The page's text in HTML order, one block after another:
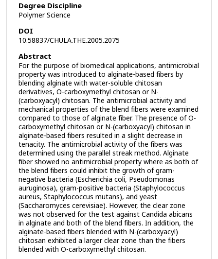
Degree Discipline
Polymer Science
DOI
10.58837/CHULA.THE.2005.2075
Abstract
For the purpose of biomedical applications, antimicrobial
property was introduced to alginate-based fibers by
blending alginate with water-soluble chitosan
derivatives, O-carboxymethyl chitosan or N-
(carboxyacyl) chitosan. The antimicrobial activity and
mechanical properties of the blend fibers were examined
compared to those of alginate fiber. The presence of O-
carboxymethyl chitosan or N-(carboxyacyl) chitosan in
alginate-based fibers resulted in a slight decrease in
tenacity. The antimicrobial activity of the fibers was
determined using the parallel streak method. Alginate
fiber showed no antimicrobial property where as both of
the blend fibers could inhibit the growth of gram-
negative bacteria (Escherichia coli, Pseudomonas
auruginosa), gram-positive bacteria (Staphylococcus
aureus, Staphylococcus mutans), and yeast
(Saccharomyces cerevisiae). However, the clear zone
was not observed for the test against Candida abicans
in alginate and both of the blend fibers. In addition, the
alginate-based fibers blended with N-(carboxyacyl)
chitosan exhibited a larger clear zone than the fibers
blended with O-carboxymethyl chitosan.